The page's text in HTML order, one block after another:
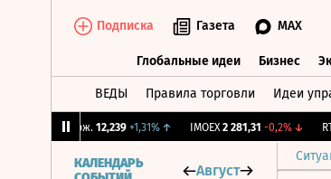
Подписка Газета MAX
Глобальные идеи Бизнес
ВЕДЫ Правила торговли Идеи
CNY Бирж. 12,239 +1,31%↑ IMOEX 2 281,31 -0,2%↓
КАЛЕНДАРЬ
Август